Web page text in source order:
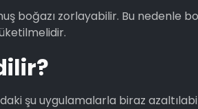
boğazı zorlayabilir. Bu nedenle
şu uygulamalarla biraz